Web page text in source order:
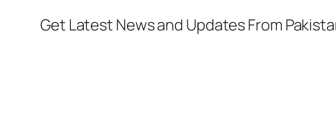
Get Latest News and Updates From